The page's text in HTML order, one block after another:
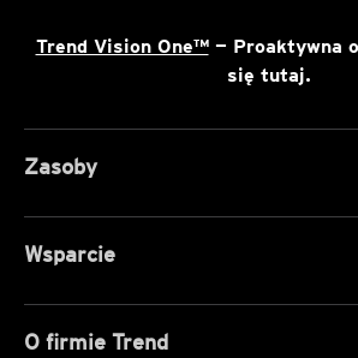
Trend Vision One™— Proaktywna
się tutaj.
Zasoby
Wsparcie
O firmie Trend